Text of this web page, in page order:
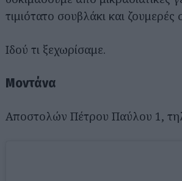
τιμιότατο σουβλάκι και
Ιδού τι ξεχωρίσαμε.
Μοντάνα
Αποστολών Πέτρου Παύλου 1,